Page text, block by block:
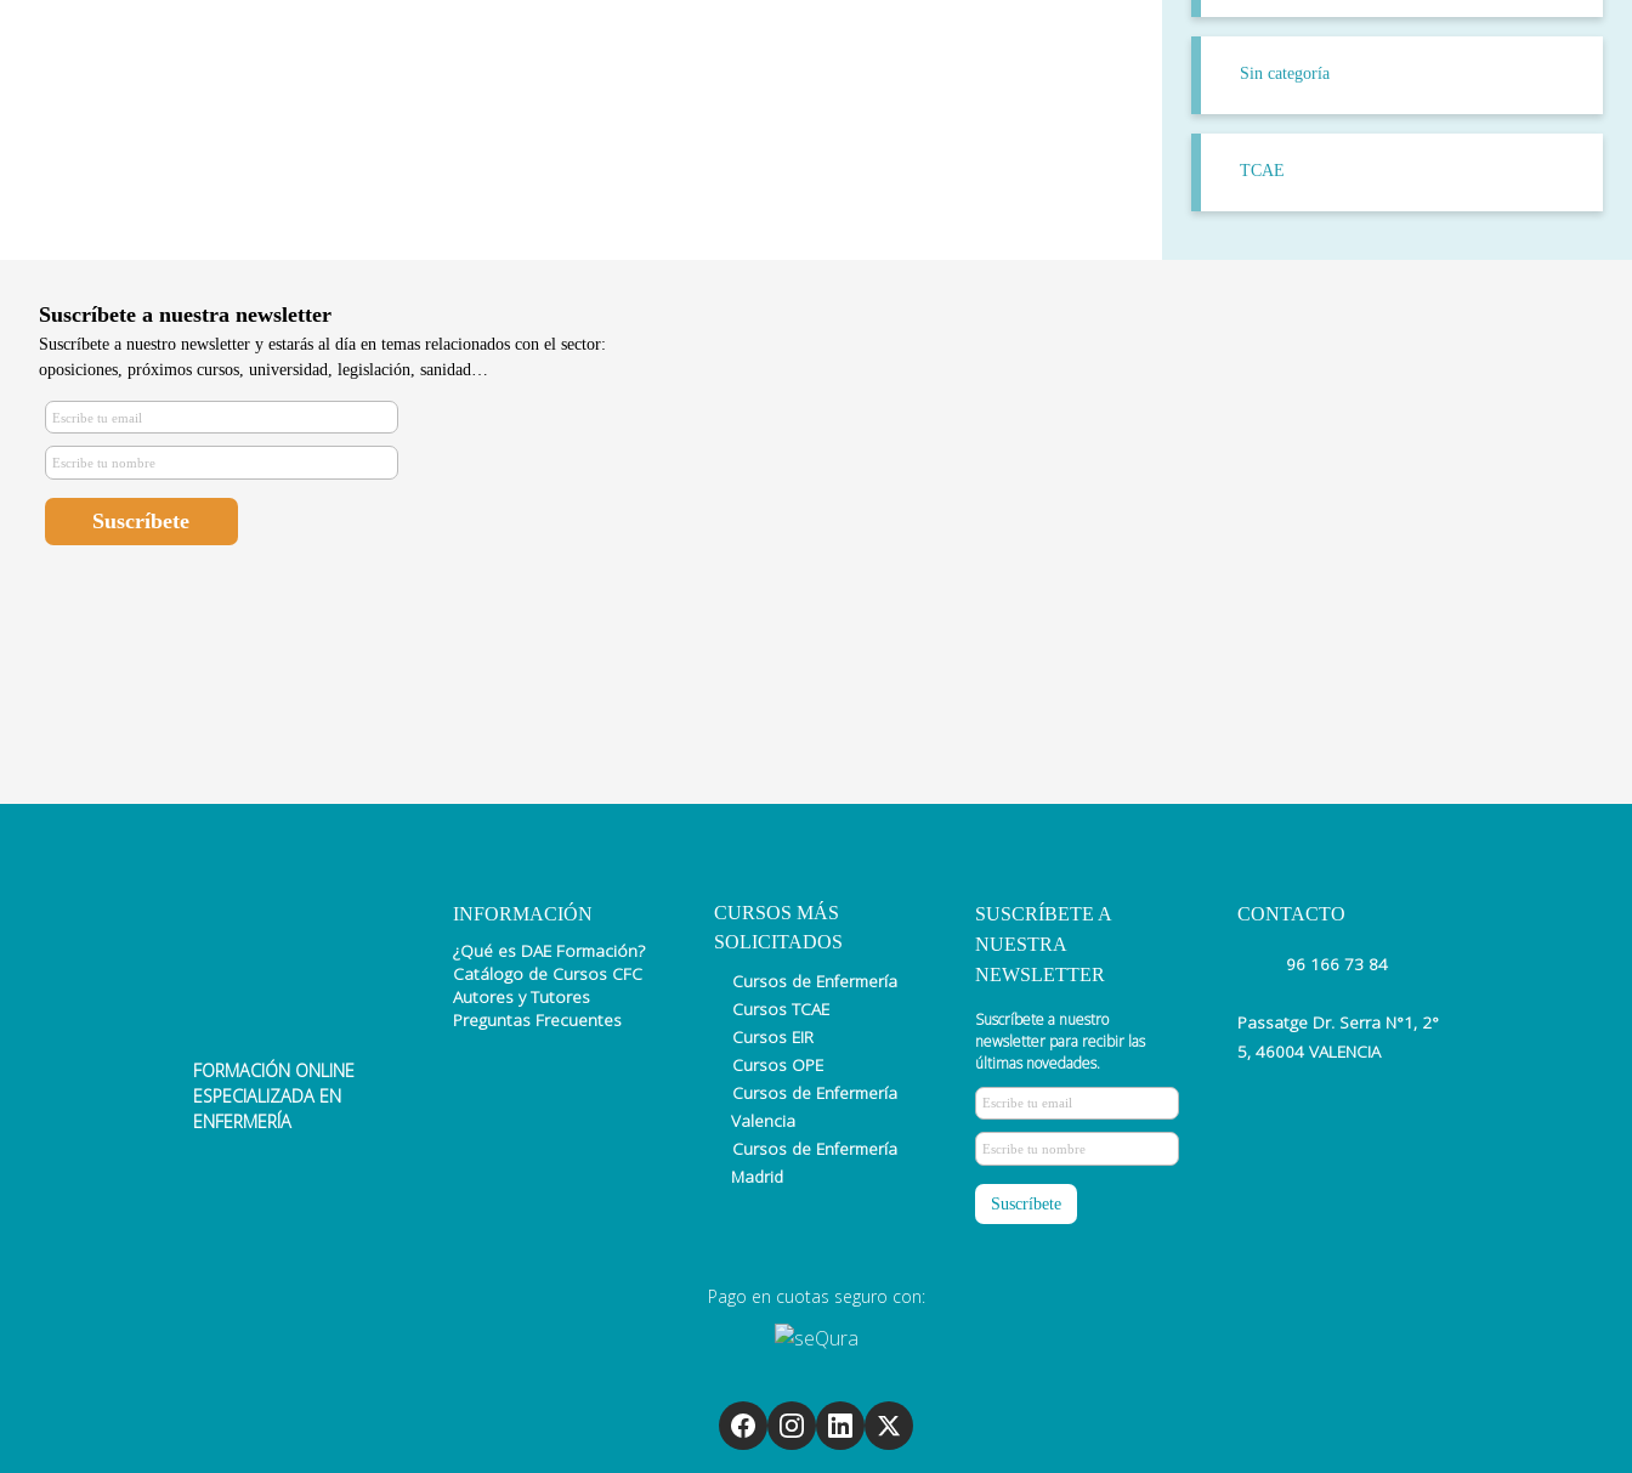
Sin categoría
TCAE
Suscríbete a nuestra newsletter
Suscríbete a nuestro newsletter y estarás al día en temas relacionados con el sector:
oposiciones, próximos cursos, universidad, legislación, sanidad…
FORMACIÓN ONLINE
ESPECIALIZADA EN
ENFERMERÍA
INFORMACIÓN
¿Qué es DAE Formación?
Catálogo de Cursos CFC
Autores y Tutores
Preguntas Frecuentes
CURSOS MÁS
SOLICITADOS
Cursos de Enfermería
Cursos TCAE
Cursos EIR
Cursos OPE
Cursos de Enfermería
Valencia
Cursos de Enfermería
Madrid
SUSCRÍBETE A
NUESTRA
NEWSLETTER
Suscríbete a nuestro
newsletter para recibir las
últimas novedades.
CONTACTO
96 166 73 84
Passatge Dr. Serra N°1, 2°
5, 46004 VALENCIA
Pago en cuotas seguro con: